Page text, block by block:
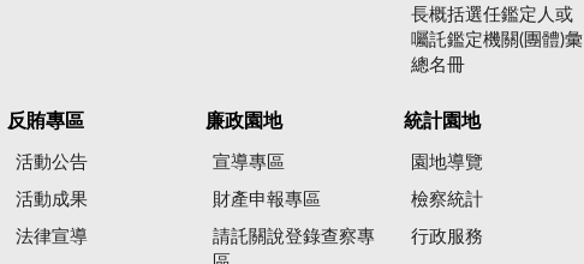
長概括選任鑑定人或
囑託鑑定機關(團體)彙
總名冊
反賄專區
活動公告
活動成果
法律宣導
廉政園地
宣導專區
財產申報專區
請託關說登錄查察專
統計園地
園地導覽
檢察統計
行政服務